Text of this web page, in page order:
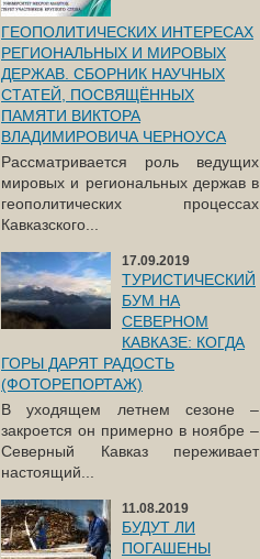
ГЕОПОЛИТИЧЕСКИХ ИНТЕРЕСАХ
РЕГИОНАЛЬНЫХ И МИРОВЫХ
ДЕРЖАВ. СБОРНИК НАУЧНЫХ
СТАТЕЙ, ПОСВЯЩЁННЫХ
ПАМЯТИ ВИКТОРА
ВЛАДИМИРОВИЧА ЧЕРНОУСА
Рассматривается роль ведущих
мировых и региональных держав в
геополитических процессах
Кавказского...
17.09.2019
ТУРИСТИЧЕСКИЙ
БУМ НА
СЕВЕРНОМ
КАВКАЗЕ: КОГДА
ГОРЫ ДАРЯТ РАДОСТЬ
(ФОТОРЕПОРТАЖ)
В уходящем летнем сезоне –
закроется он примерно в ноябре –
Северный Кавказ переживает
настоящий...
11.08.2019
БУДУТ ЛИ
ПОГАШЕНЫ